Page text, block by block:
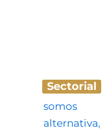
Sectorial